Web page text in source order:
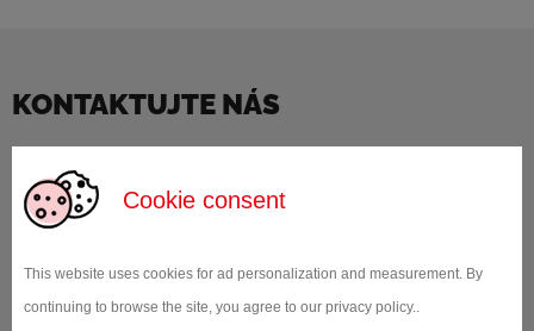
Cookie consent
This website uses cookies for ad personalization and measurement. By
continuing to browse the site, you agree to our privacy policy..
KONTAKTUJTE NÁS
Máte obecný dotaz, nebo Vás zajímá něco
konkrétního? Neváhejte nás kontaktovat, obratem
Jméno*